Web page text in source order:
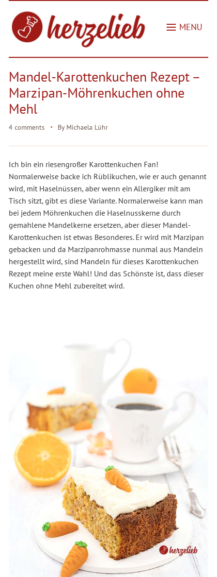
MENU
Mandel-Karottenkuchen Rezept –
Marzipan-Möhrenkuchen ohne
Mehl
4 comments By Michaela Lühr
Ich bin ein riesengroßer Karottenkuchen Fan!
Normalerweise backe ich Rüblikuchen, wie er auch genannt
wird, mit Haselnüssen, aber wenn ein Allergiker mit am
Tisch sitzt, gibt es diese Variante. Normalerweise kann man
bei jedem Möhrenkuchen die Haselnusskerne durch
gemahlene Mandelkerne ersetzen, aber dieser Mandel-
Karottenkuchen ist etwas Besonderes. Er wird mit Marzipan
gebacken und da Marzipanrohmasse nunmal aus Mandeln
hergestellt wird, sind Mandeln für dieses Karottenkuchen
Rezept meine erste Wahl! Und das Schönste ist, dass dieser
Kuchen ohne Mehl zubereitet wird.